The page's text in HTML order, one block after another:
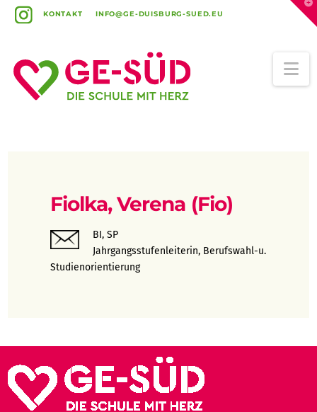
KONTAKT INFO@GE-DUISBURG-SUED.EU
Fiolka, Verena (Fio)
BI, SP
Jahrgangsstufenleiterin, Berufswahl-u.
Studienorientierung